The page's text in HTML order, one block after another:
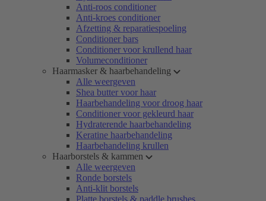
Anti-roos conditioner
Anti-kroes conditioner
Afzetting & reparatiespoeling
Conditioner bars
Conditioner voor krullend haar
Volumeconditioner
Haarmasker & haarbehandeling
Alle weergeven
Shea butter voor haar
Haarbehandeling voor droog haar
Conditioner voor gekleurd haar
Hydraterende haarbehandeling
Keratine haarbehandeling
Haarbehandeling krullen
Haarborstels & kammen
Alle weergeven
Ronde borstels
Anti-klit borstels
Platte borstels & paddle brushes